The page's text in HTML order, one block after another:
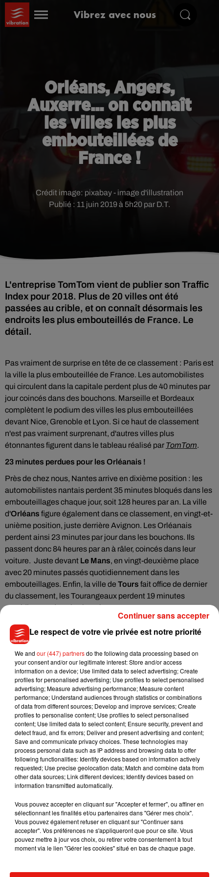
Vibrez avec nous
Orléans, Angers,
Auxerre... on connaît
les villes les plus
embouteillées de
France !
Publié : 11 juin 2019 à 5h20 par D.T.
Crédit image: pixabay - image d'illustration
L'entreprise TomTom vient de publier son Traffic
Index pour 2018. Plus de 20 villes ont été
passées au crible, et on connaît désormais les
endroits les plus embouteillés de France. Le
détail.
Pas vraiment de surprise en tête de ce classement : Paris est
la ville la plus embouteillée de France. Les automobilistes
qui circulent dans la capitale perdent plus de 40 minutes par
jour coincés dans des bouchons. Marseille et Bordeaux
complètent le podium des villes les plus embouteillées
devant Nice, Grenoble et Lyon. Si ce haut de classement
n'est pas vraiment surprenant, d'autres villes plus
étonnantes figurent dans le tableau réalisé par TomTom.
23 minutes perdues pour les Orléanais !
Près de chez nous, Nantes arrive en dixième position : les
automobilistes nantais perdent 35 minutes bloqués dans les
embouteillages chaque jour, soit 128 heures par an. La ville
d'Orléans figure également dans ce classement, en vingt-et-
unième position, juste derrière Avignon. Les Orléanais
perdent ainsi 23 minutes par jour dans les bouchons. Ils
passent donc 84 heures par an à râler, coincés dans leur
voiture. Juste devant Le Mans, en vingt-deuxième place
avec 20 minutes passés quotidiennement dans les
embouteillages. Enfin, la ville de Tours fait office de dernier
du classement, les Tourangeaux perdent 19 minutes
quotidiennes dans les bouchons.
Les villes d'Angers, de Blois, Bourges, Chartres,
Châteauroux, Auxerre et Nevers ne figurent pas dans ce
automobilistes impatients !
Musique
7 août 2026
Julien Lieb s’essaye à la vie de chatelain
dans son nouveau clip
7 août 2026
Madonna sort enfin le remix de « Love
Sensation » avec Kylie Minogue
Tayc et Didi B dévoilent le single le plus
Le respect de votre vie privée est notre priorité
We and our (447) partnersdo the following data processing based on
your consent and/or our legitimate interest: Store and/or access
information on a device; Use limited data to select advertising; Create
profiles for personalised advertising; Use profiles to select personalised
advertising; Measure advertising performance; Measure content
performance; Understand audiences through statistics or combinations
of data from different sources; Develop and improve services; Create
profiles to personalise content; Use profiles to select personalised
content; Use limited data to select content; Ensure security, prevent and
detect fraud, and fix errors; Deliver and present advertising and content;
Save and communicate privacy choices. These technologies may
process personal data such as IP address and browsing data to offer
following functionalities: Identify devices based on information actively
requested; Use precise geolocation data; Match and combine data from
other data sources; Link different devices; Identify devices based on
information transmitted automatically.
Vous pouvez accepter en cliquant sur "Accepter et fermer", ou affiner en
sélectionnant les finalités et/ou partenaires dans "Gérer mes choix".
Vous pouvez également refuser en cliquant sur "Continuer sans
accepter". Vos préférences ne s'appliqueront que pour ce site. Vous
pouvez mettre à jour vos choix, ou retirer votre consentement à tout
moment via le lien "Gérer les cookies" situé en bas de chaque page.
Continuer sans accepter